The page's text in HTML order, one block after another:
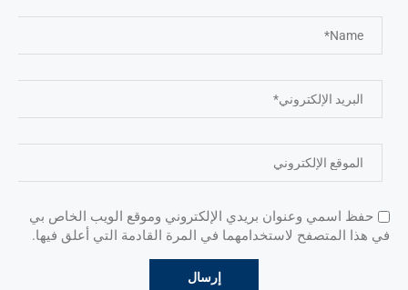
حفظ اسمي وعنوان بريدي الإلكتروني وموقع الويب الخاص بي
في هذا المتصفح لاستخدامهما في المرة القادمة التي أعلق فيها.